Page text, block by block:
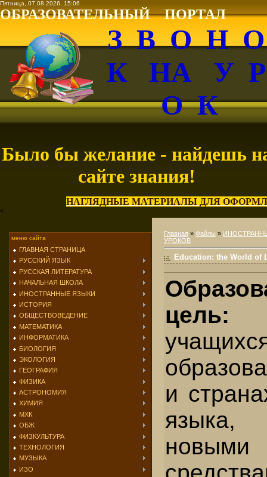
Пятница, 07.08.2026, 15:06
ОБРАЗОВАТЕЛЬНЫЙ ПОРТАЛ
З В О Н
К НА У
О К
Было бы желание - найдешь
сайте знания!
НАГЛЯДНЫЕ МАТЕРИАЛЫ ДЛЯ
<
меню сайта
ГЛАВНАЯ СТРАНИЦА
РУССКИЙ ЯЗЫК
РУССКАЯ ЛИТЕРАТУРА
НАЧАЛЬНАЯ ШКОЛА
ИНОСТРАННЫЕ ЯЗЫКИ
ИСТОРИЯ
ОБЩЕСТВОВЕДЕНИЕ
МАТЕМАТИКА
ИНФОРМАТИКА
БИОЛОГИЯ
ЭКОЛОГИЯ
ГЕОГРАФИЯ
ФИЗИКА
АСТРОНОМИЯ
ХИМИЯ
МХК
ОБЖ
ФИЗКУЛЬТУРА
ТЕХНОЛОГИЯ
МУЗЫКА
ИЗО
Главная » Файлы »
УРОКОВ
Education: the World of
и
языка,